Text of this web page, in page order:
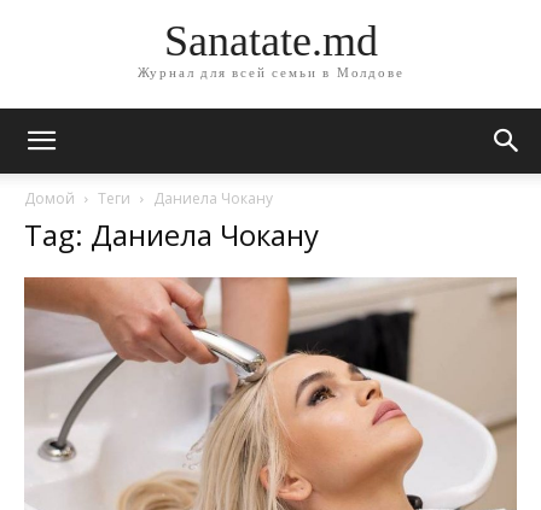
Sanatate.md
Журнал для всей семьи в Молдове
Домой Теги Даниела Чокану
Tag: Даниела Чокану